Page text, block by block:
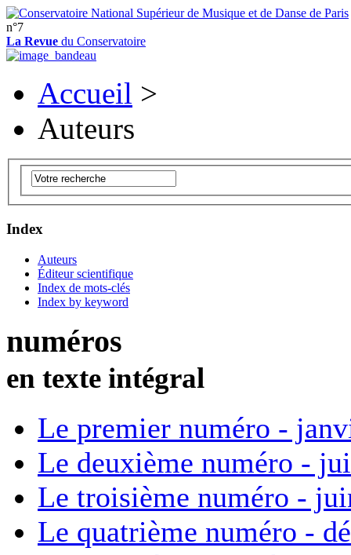
n°7
La Revue du Conservatoire
Accueil >
Auteurs
Index
Auteurs
Éditeur scientifique
Index de mots-clés
Index by keyword
numéros
en texte intégral
Le premier numéro -
Le deuxième numéro -
Le troisième numéro -
Le quatrième numéro -